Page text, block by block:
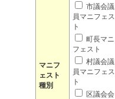
マニフ
ェスト
種別
市議会議
員マニフェス
ト
町長マニ
フェスト
村議会議
員マニフェス
ト
区議会会